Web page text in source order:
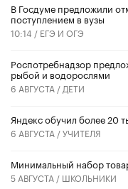
В Госдуме предложили
поступлением в вузы
10:14 / ЕГЭ И ОГЭ
Роспотребнадзор
рыбой и водорослями
6 АВГУСТА / ДЕТИ
​Яндекс обучил более 20
6 АВГУСТА /УЧИТЕЛЯ
Минимальный набор
5 АВГУСТА / ШКОЛЬНИКИ